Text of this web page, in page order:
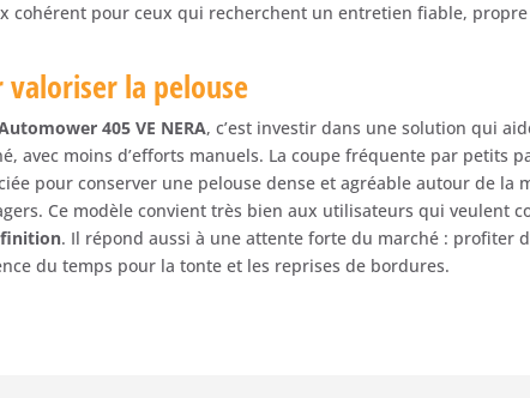
cohérent pour ceux qui recherchent un entretien fiable,
la pelouse
405 VE NERA, c’est investir dans une solution qui
avec moins d’efforts manuels. La coupe fréquente par petits
pour conserver une pelouse dense et agréable autour de la
Ce modèle convient très bien aux utilisateurs qui veulent
. Il répond aussi à une attente forte du marché : profiter
du temps pour la tonte et les reprises de bordures.